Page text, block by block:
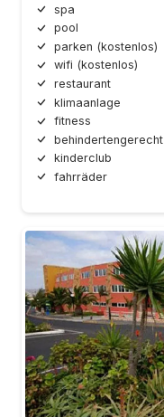
spa
pool
parken (kostenlos)
wifi (kostenlos)
restaurant
klimaanlage
fitness
behindertengerecht
kinderclub
fahrräder